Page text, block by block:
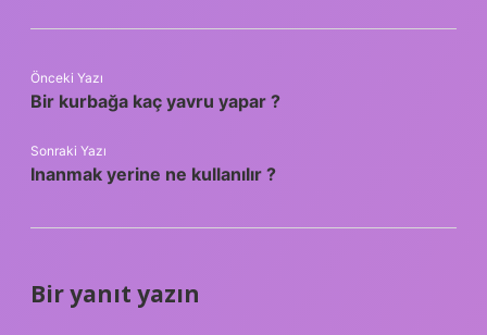
Önceki Yazı
Bir kurbağa kaç yavru yapar ?
Sonraki Yazı
Inanmak yerine ne kullanılır ?
Bir yanıt yazın